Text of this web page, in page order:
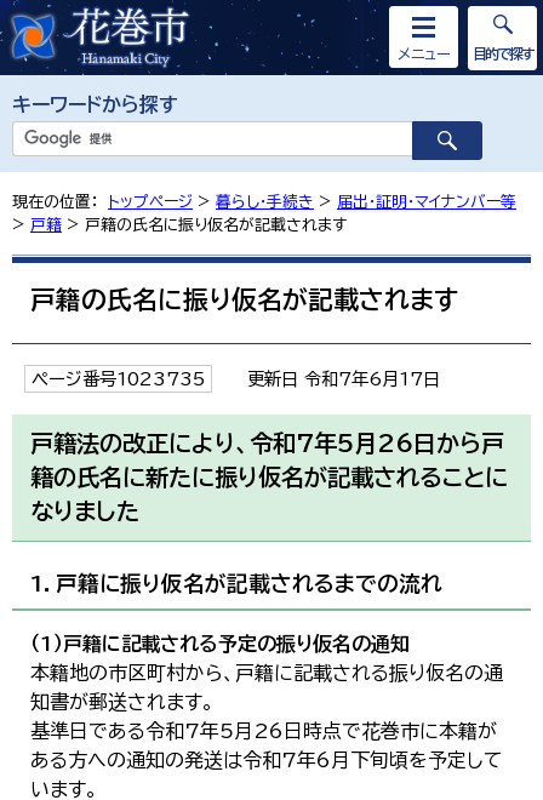
キーワードから探す
メニュー 目的で探す
現在の位置： トップページ > 暮らし・手続き > 届出・証明・マイナンバー等
> 戸籍 > 戸籍の氏名に振り仮名が記載されます
戸籍の氏名に振り仮名が記載されます
ページ番号1023735 更新日 令和7年6月17日
戸籍法の改正により、令和7年5月26日から戸
籍の氏名に新たに振り仮名が記載されることに
なりました
1．戸籍に振り仮名が記載されるまでの流れ
（1）戸籍に記載される予定の振り仮名の通知
本籍地の市区町村から、戸籍に記載される振り仮名の通
知書が郵送されます。
基準日である令和7年5月26日時点で花巻市に本籍が
ある方への通知の発送は令和7年6月下旬頃を予定して
います。